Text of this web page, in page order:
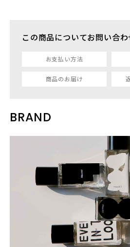
この商品についてお問い合わ
お支払い方法
商品のお届け
BRAND